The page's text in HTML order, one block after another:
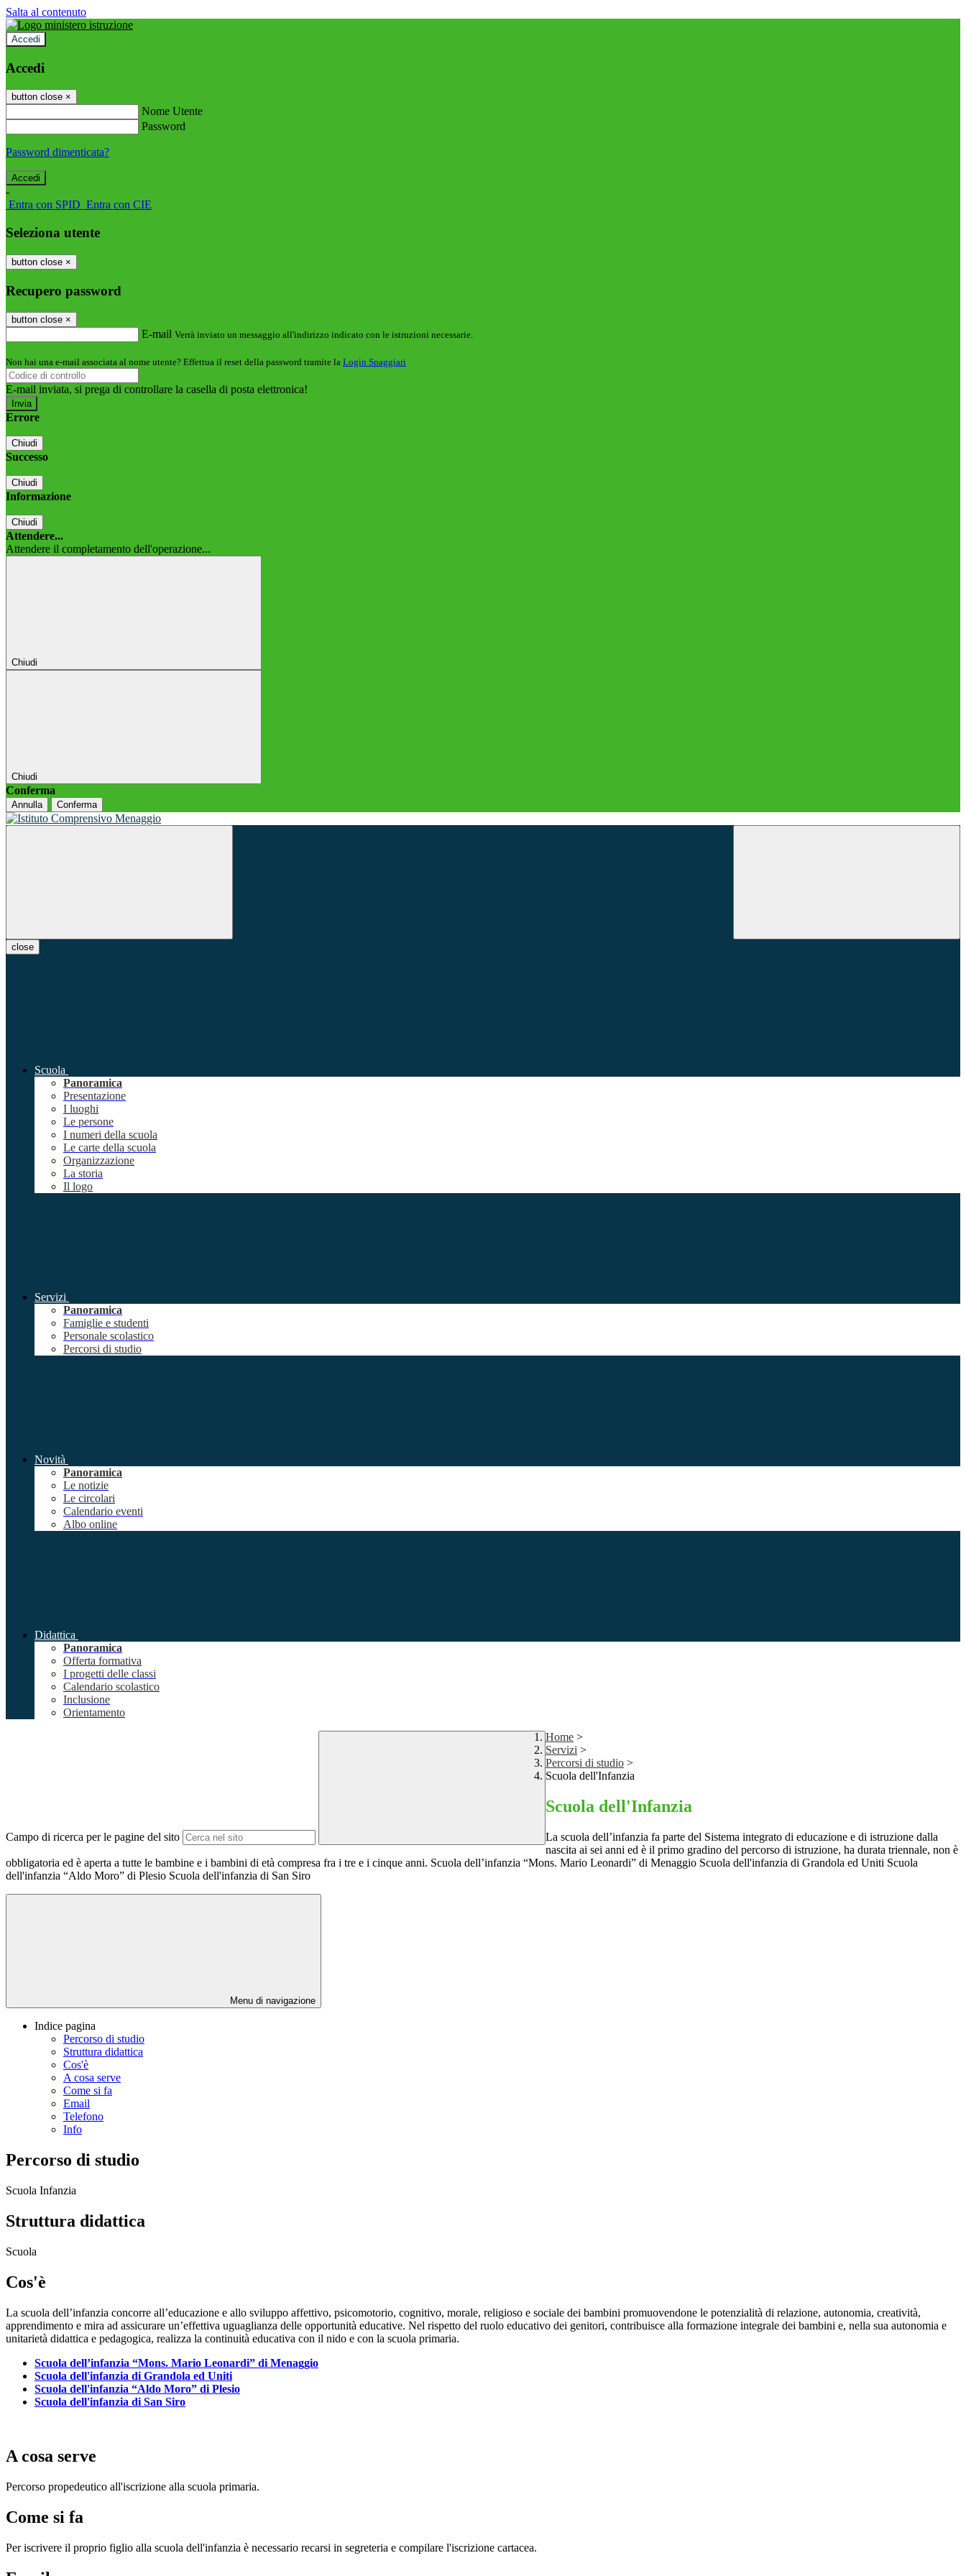
Salta al contenuto
Accedi
Accedi
button close ×
Nome Utente
Password
Password dimenticata?
-
Entra con SPID Entra con CIE
Seleziona utente
button close ×
Recupero password
button close ×
E-mail Verrà inviato un messaggio all'indirizzo indicato con le istruzioni necessarie.
Non hai una e-mail associata al nome utente? Effettua il reset della password tramite la Login Spaggiari
E-mail inviata, si prega di controllare la casella di posta elettronica!
Errore
Chiudi
Successo
Chiudi
Informazione
Chiudi
Attendere...
Attendere il completamento dell'operazione...
Chiudi
Chiudi
Conferma
Annulla Conferma
close
Scuola
Panoramica
Presentazione
I luoghi
Le persone
I numeri della scuola
Le carte della scuola
Organizzazione
La storia
Il logo
Servizi
Panoramica
Famiglie e studenti
Personale scolastico
Percorsi di studio
Novità
Panoramica
Le notizie
Le circolari
Calendario eventi
Albo online
Didattica
Panoramica
Offerta formativa
I progetti delle classi
Calendario scolastico
Inclusione
Orientamento
Campo di ricerca per le pagine del sito
Home >
Servizi >
Percorsi di studio >
Scuola dell'Infanzia
Scuola dell'Infanzia
La scuola dell’infanzia fa parte del Sistema integrato di educazione e di istruzione dalla
nascita ai sei anni ed è il primo gradino del percorso di istruzione, ha durata triennale, non è
obbligatoria ed è aperta a tutte le bambine e i bambini di età compresa fra i tre e i cinque anni. Scuola dell’infanzia “Mons. Mario Leonardi” di Menaggio Scuola dell'infanzia di Grandola ed Uniti Scuola
dell'infanzia “Aldo Moro” di Plesio Scuola dell'infanzia di San Siro
Menu di navigazione
Indice pagina
Percorso di studio
Struttura didattica
Cos'è
A cosa serve
Come si fa
Email
Telefono
Info
Percorso di studio
Scuola Infanzia
Struttura didattica
Scuola
Cos'è
La scuola dell’infanzia concorre all’educazione e allo sviluppo affettivo, psicomotorio, cognitivo, morale, religioso e sociale dei bambini promuovendone le potenzialità di relazione, autonomia, creatività,
apprendimento e mira ad assicurare un’effettiva uguaglianza delle opportunità educative. Nel rispetto del ruolo educativo dei genitori, contribuisce alla formazione integrale dei bambini e, nella sua autonomia e
unitarietà didattica e pedagogica, realizza la continuità educativa con il nido e con la scuola primaria.
Scuola dell’infanzia “Mons. Mario Leonardi” di Menaggio
Scuola dell'infanzia di Grandola ed Uniti
Scuola dell'infanzia “Aldo Moro” di Plesio
Scuola dell'infanzia di San Siro
A cosa serve
Percorso propedeutico all'iscrizione alla scuola primaria.
Come si fa
Per iscrivere il proprio figlio alla scuola dell'infanzia è necessario recarsi in segreteria e compilare l'iscrizione cartacea.